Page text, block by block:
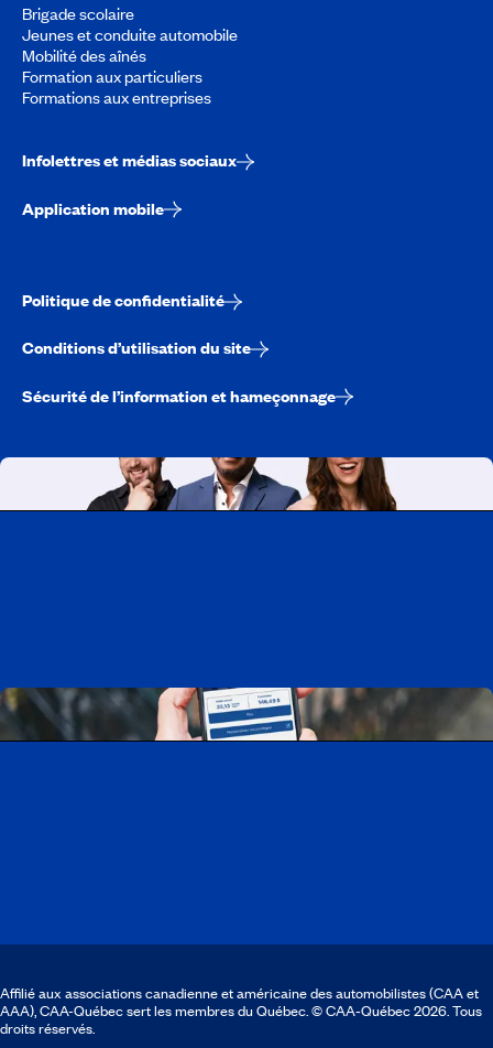
Brigade scolaire
Jeunes et conduite automobile
Mobilité des aînés
Formation aux particuliers
Formations aux entreprises
Infolettres et médias sociaux
Application mobile
Politique de confidentialité
Conditions d’utilisation du site
Sécurité de l’information et hameçonnage
Affilié aux associations canadienne et américaine des automobilistes (CAA et
AAA), CAA-Québec sert les membres du Québec. © CAA‑Québec 2026. Tous
droits réservés.